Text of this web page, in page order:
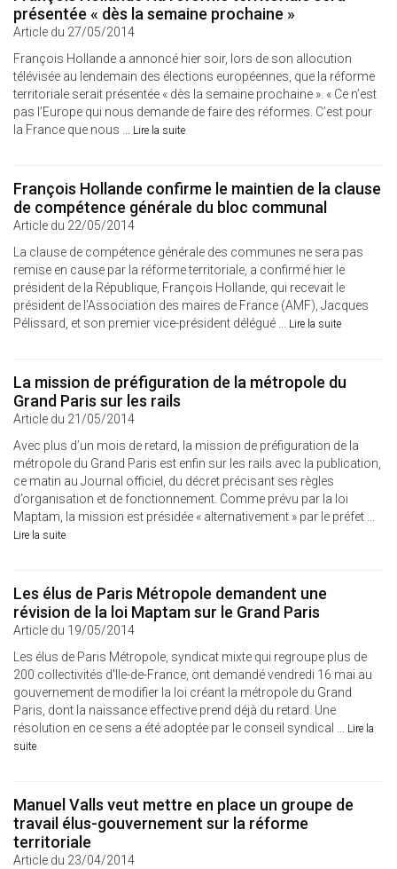
présentée « dès la semaine prochaine »
Article du 27/05/2014
François Hollande a annoncé hier soir, lors de son allocution
télévisée au lendemain des élections européennes, que la réforme
territoriale serait présentée « dès la semaine prochaine ». « Ce n’est
pas l’Europe qui nous demande de faire des réformes. C’est pour
la France que nous ... Lire la suite
François Hollande confirme le maintien de la clause
de compétence générale du bloc communal
Article du 22/05/2014
La clause de compétence générale des communes ne sera pas
remise en cause par la réforme territoriale, a confirmé hier le
président de la République, François Hollande, qui recevait le
président de l’Association des maires de France (AMF), Jacques
Pélissard, et son premier vice-président délégué ... Lire la suite
La mission de préfiguration de la métropole du
Grand Paris sur les rails
Article du 21/05/2014
Avec plus d’un mois de retard, la mission de préfiguration de la
métropole du Grand Paris est enfin sur les rails avec la publication,
ce matin au Journal officiel, du décret précisant ses règles
d’organisation et de fonctionnement. Comme prévu par la loi
Maptam, la mission est présidée « alternativement » par le préfet ...
Lire la suite
Les élus de Paris Métropole demandent une
révision de la loi Maptam sur le Grand Paris
Article du 19/05/2014
Les élus de Paris Métropole, syndicat mixte qui regroupe plus de
200 collectivités d'Ile-de-France, ont demandé vendredi 16 mai au
gouvernement de modifier la loi créant la métropole du Grand
Paris, dont la naissance effective prend déjà du retard. Une
résolution en ce sens a été adoptée par le conseil syndical ... Lire la
suite
Manuel Valls veut mettre en place un groupe de
travail élus-gouvernement sur la réforme
territoriale
Article du 23/04/2014